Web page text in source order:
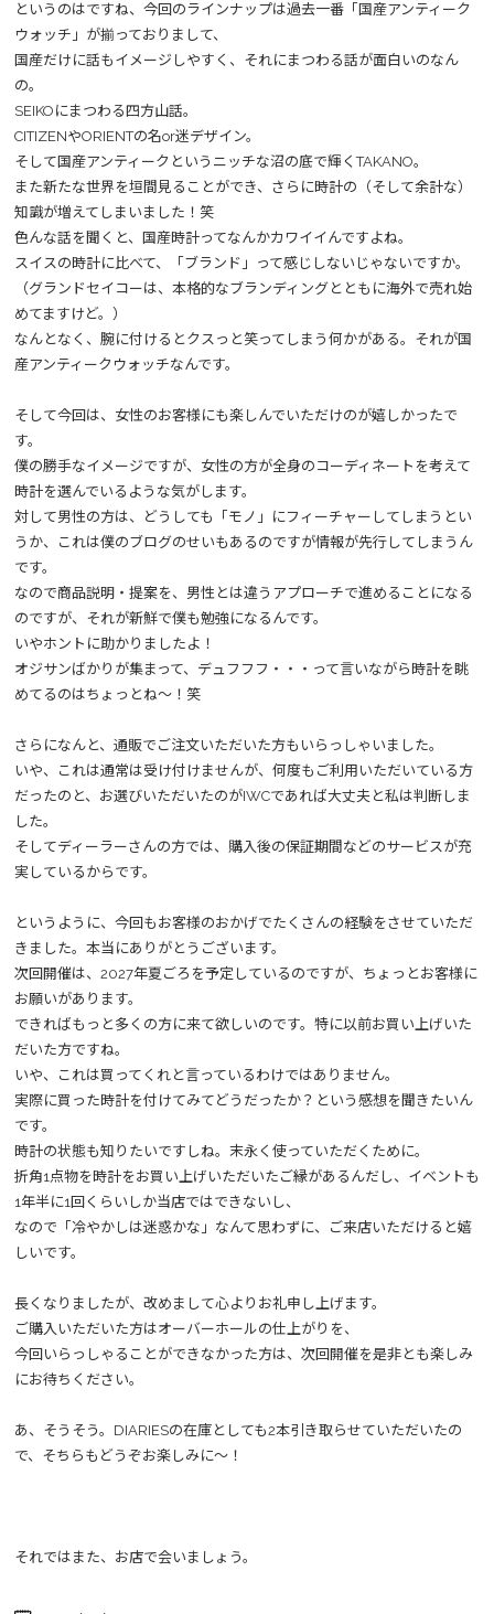
というのはですね、今回のラインナップは過去一番「国産アンティーク
ウォッチ」が揃っておりまして、
国産だけに話もイメージしやすく、それにまつわる話が面白いのなん
の。
SEIKOにまつわる四方山話。
CITIZENやORIENTの名or迷デザイン。
そして国産アンティークというニッチな沼の底で輝くTAKANO。
また新たな世界を垣間見ることができ、さらに時計の（そして余計な）
知識が増えてしまいました！笑
色んな話を聞くと、国産時計ってなんかカワイイんですよね。
スイスの時計に比べて、「ブランド」って感じしないじゃないですか。
（グランドセイコーは、本格的なブランディングとともに海外で売れ始
めてますけど。）
なんとなく、腕に付けるとクスっと笑ってしまう何かがある。それが国
産アンティークウォッチなんです。
そして今回は、女性のお客様にも楽しんでいただけのが嬉しかったで
す。
僕の勝手なイメージですが、女性の方が全身のコーディネートを考えて
時計を選んでいるような気がします。
対して男性の方は、どうしても「モノ」にフィーチャーしてしまうとい
うか、これは僕のブログのせいもあるのですが情報が先行してしまうん
です。
なので商品説明・提案を、男性とは違うアプローチで進めることになる
のですが、それが新鮮で僕も勉強になるんです。
いやホントに助かりましたよ！
オジサンばかりが集まって、デュフフフ・・・って言いながら時計を眺
めてるのはちょっとね～！笑
さらになんと、通販でご注文いただいた方もいらっしゃいました。
いや、これは通常は受け付けませんが、何度もご利用いただいている方
だったのと、お選びいただいたのがIWCであれば大丈夫と私は判断しま
した。
そしてディーラーさんの方では、購入後の保証期間などのサービスが充
実しているからです。
というように、今回もお客様のおかげでたくさんの経験をさせていただ
きました。本当にありがとうございます。
次回開催は、2027年夏ごろを予定しているのですが、ちょっとお客様に
お願いがあります。
できればもっと多くの方に来て欲しいのです。特に以前お買い上げいた
だいた方ですね。
いや、これは買ってくれと言っているわけではありません。
実際に買った時計を付けてみてどうだったか？という感想を聞きたいん
です。
時計の状態も知りたいですしね。末永く使っていただくために。
折角1点物を時計をお買い上げいただいたご縁があるんだし、イベントも
1年半に1回くらいしか当店ではできないし、
なので「冷やかしは迷惑かな」なんて思わずに、ご来店いただけると嬉
しいです。
長くなりましたが、改めまして心よりお礼申し上げます。
ご購入いただいた方はオーバーホールの仕上がりを、
今回いらっしゃることができなかった方は、次回開催を是非とも楽しみ
にお待ちください。
あ、そうそう。DIARIESの在庫としても2本引き取らせていただいたの
で、そちらもどうぞお楽しみに～！
それではまた、お店で会いましょう。